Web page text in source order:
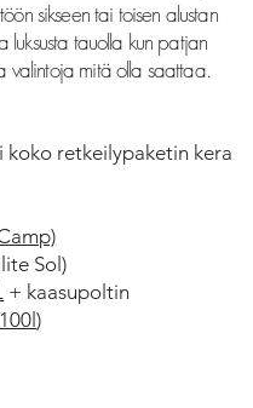
sikseen tai toisen alustan
luksusta tauolla kun patjan
valintoja mitä olla saattaa.
koko retkeilypaketin kera
Sol)
+ kaasupoltin
)